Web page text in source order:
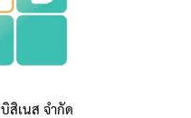
สิเนส จำกัด